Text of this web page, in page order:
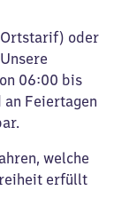
oder
06:00 bis
an Feiertagen
welche
erfüllt